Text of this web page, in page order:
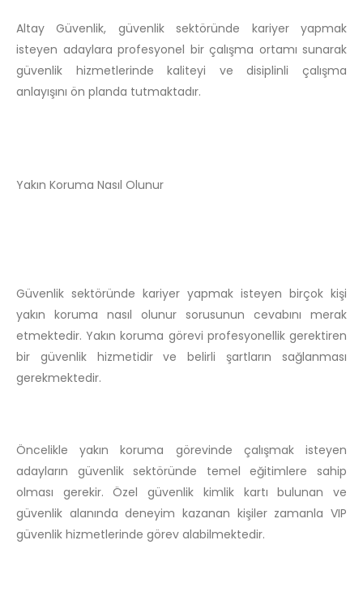
Altay Güvenlik, güvenlik sektöründe kariyer yapmak
isteyen adaylara profesyonel bir çalışma ortamı sunarak
güvenlik hizmetlerinde kaliteyi ve disiplinli çalışma
anlayışını ön planda tutmaktadır.
Yakın Koruma Nasıl Olunur
Güvenlik sektöründe kariyer yapmak isteyen birçok kişi
yakın koruma nasıl olunur sorusunun cevabını merak
etmektedir. Yakın koruma görevi profesyonellik gerektiren
bir güvenlik hizmetidir ve belirli şartların sağlanması
gerekmektedir.
Öncelikle yakın koruma görevinde çalışmak isteyen
adayların güvenlik sektöründe temel eğitimlere sahip
olması gerekir. Özel güvenlik kimlik kartı bulunan ve
güvenlik alanında deneyim kazanan kişiler zamanla VIP
güvenlik hizmetlerinde görev alabilmektedir.